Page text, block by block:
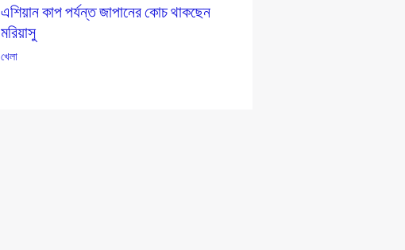
এশিয়ান কাপ পর্যন্ত জাপানের কোচ থাকছেন
মরিয়াসু
খেলা